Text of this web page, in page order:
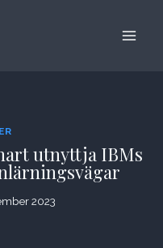
utnyttja IBMs
2023